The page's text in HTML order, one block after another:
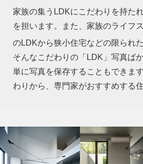
家族の集うLDKにこだわりを持た
を担います。また、家族のライフ
のLDKから狭小住宅などの限られ
そんなこだわりの「LDK」写真ば
単に写真を保存することもできま
わりから、専門家がおすすめする